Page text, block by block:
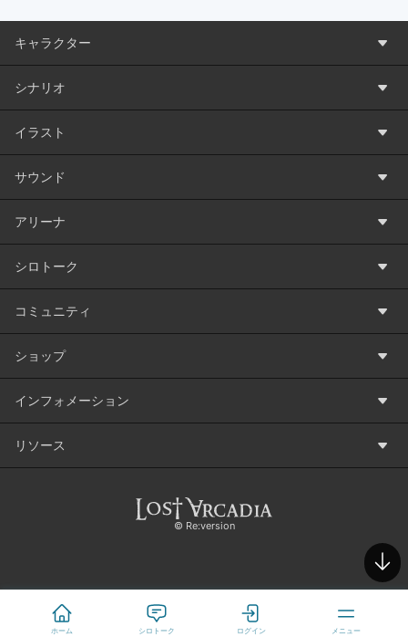
ホーム シロトーク ログイン メニュー
キャラクター
シナリオ
イラスト
サウンド
アリーナ
シロトーク
コミュニティ
ショップ
インフォメーション
リソース
©️ Re:version